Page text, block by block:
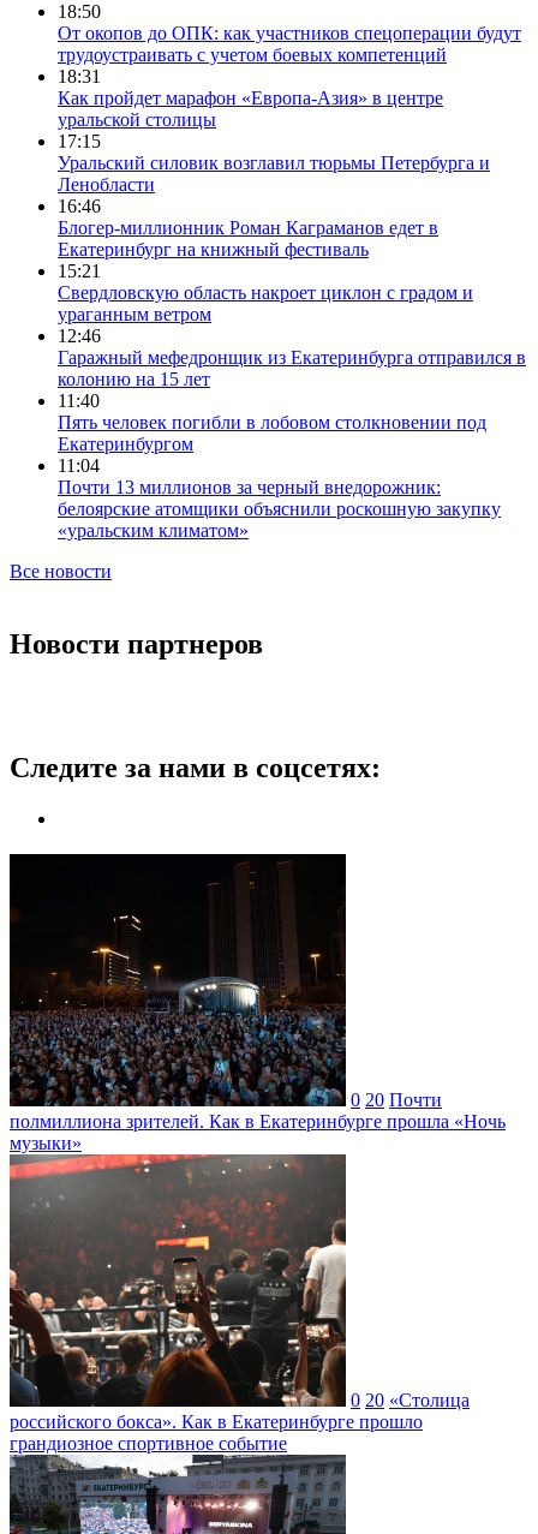
18:50
От окопов до ОПК: как участников спецоперации будут
трудоустраивать с учетом боевых компетенций
18:31
Как пройдет марафон «Европа-Азия» в центре
уральской столицы
17:15
Уральский силовик возглавил тюрьмы Петербурга и
Ленобласти
16:46
Блогер-миллионник Роман Каграманов едет в
Екатеринбург на книжный фестиваль
15:21
Свердловскую область накроет циклон с градом и
ураганным ветром
12:46
Гаражный мефедронщик из Екатеринбурга отправился в
колонию на 15 лет
11:40
Пять человек погибли в лобовом столкновении под
Екатеринбургом
11:04
Почти 13 миллионов за черный внедорожник:
белоярские атомщики объяснили роскошную закупку
«уральским климатом»
Все новости
Новости партнеров
Следите за нами в соцсетях:
0 20 Почти
полмиллиона зрителей. Как в Екатеринбурге прошла «Ночь
музыки»
0 20 «Столица
российского бокса». Как в Екатеринбурге прошло
грандиозное спортивное событие